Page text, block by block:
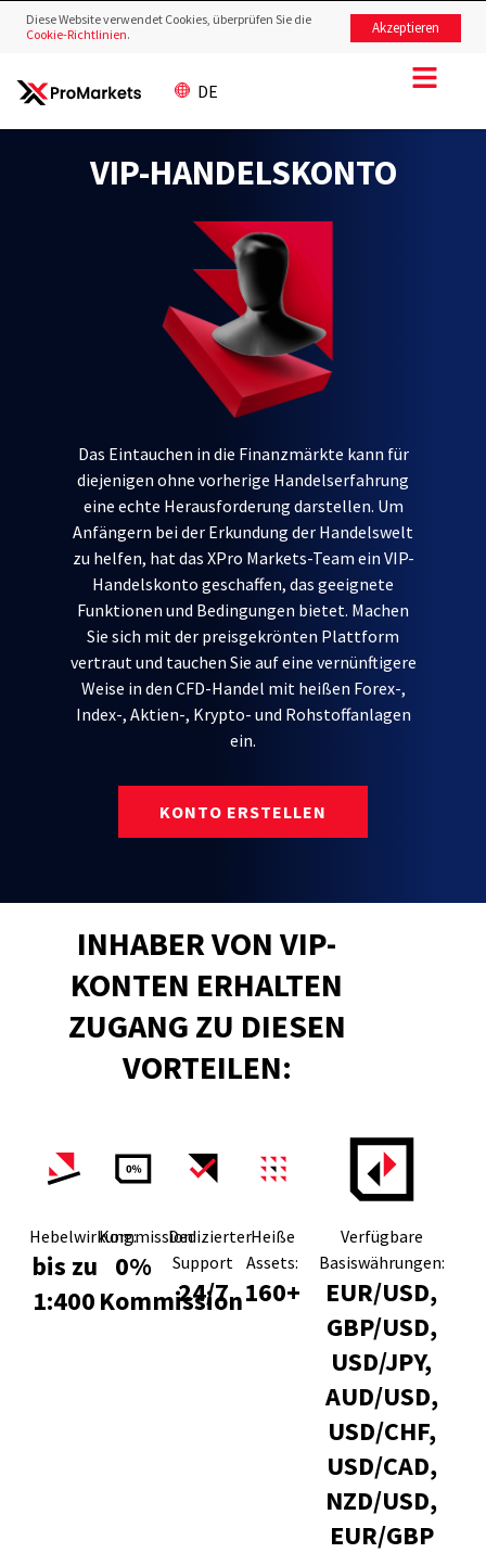
DE
VIP-HANDELSKONTO
Das Eintauchen in die Finanzmärkte kann für
diejenigen ohne vorherige Handelserfahrung
eine echte Herausforderung darstellen. Um
Anfängern bei der Erkundung der Handelswelt
zu helfen, hat das XPro Markets-Team ein VIP-
Handelskonto geschaffen, das geeignete
Funktionen und Bedingungen bietet. Machen
Sie sich mit der preisgekrönten Plattform
vertraut und tauchen Sie auf eine vernünftigere
Weise in den CFD-Handel mit heißen Forex-,
Index-, Aktien-, Krypto- und Rohstoffanlagen
ein.
KONTO ERSTELLEN
INHABER VON VIP-
KONTEN ERHALTEN
ZUGANG ZU DIESEN
VORTEILEN:
Hebelwirkung:
bis zu
1:400
Kommission:
0%
Kommission
Dedizierter
Support
24/7
Heiße
Assets:
160+
Verfügbare
Basiswährungen:
EUR/USD,
GBP/USD,
USD/JPY,
AUD/USD,
USD/CHF,
USD/CAD,
NZD/USD,
EUR/GBP
Diese Website verwendet Cookies, überprüfen Sie die
Cookie-Richtlinien. Akzeptieren